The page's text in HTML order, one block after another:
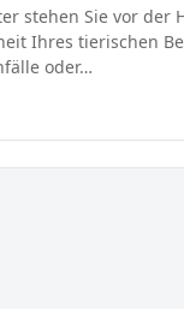
stehen Sie vor der
Ihres tierischen
oder…